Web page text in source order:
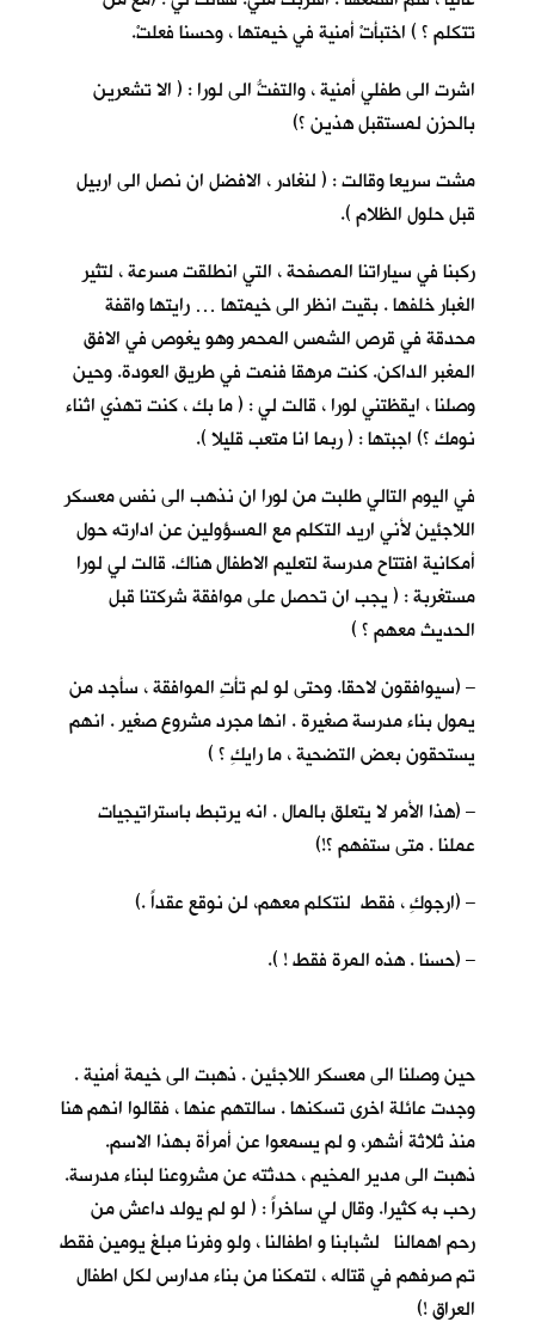
تتكلم ؟ ) اختبأتْ أمنية في خيمتها ، وحسنا فعلتْ.
اشرت الى طفلي أمنية ، والتفتُّ الى لورا : ( الا تشعرين
بالحزن لمستقبل هذين ؟)
مشت سريعا وقالت : ( لنغادر ، الافضل ان نصل الى اربيل
قبل حلول الظلام ).
ركبنا في سياراتنا المصفحة ، التي انطلقت مسرعة ، لتثير
الغبار خلفها . بقيت انظر الى خيمتها … رايتها واقفة
محدقة في قرص الشمس المحمر وهو يغوص في الافق
المغبر الداكن. كنت مرهقا فنمت في طريق العودة. وحين
وصلنا ، ايقظتني لورا ، قالت لي : ( ما بك ، كنت تهذي اثناء
نومك ؟) اجبتها : ( ربما انا متعب قليلا ).
في اليوم التالي طلبت من لورا ان نذهب الى نفس معسكر
اللاجئين لأني اريد التكلم مع المسؤولين عن ادارته حول
أمكانية افتتاح مدرسة لتعليم الاطفال هناك. قالت لي لورا
مستغربة : ( يجب ان تحصل على موافقة شركتنا قبل
الحديث معهم ؟ )
– (سيوافقون لاحقا. وحتى لو لم تأتِ الموافقة ، سأجد من
يمول بناء مدرسة صغيرة . انها مجرد مشروع صغير . انهم
يستحقون بعض التضحية ، ما رايكِ ؟ )
– (هذا الأمر لا يتعلق بالمال . انه يرتبط باستراتيجيات
عملنا . متى ستفهم ؟!)
– (ارجوكِ ، فقط لنتكلم معهم، لن نوقع عقداً .)
– (حسنا . هذه المرة فقط ! ).
حين وصلنا الى معسكر اللاجئين . ذهبت الى خيمة أمنية .
وجدت عائلة اخرى تسكنها . سالتهم عنها ، فقالوا انهم هنا
منذ ثلاثة أشهر، و لم يسمعوا عن أمرأة بهذا الاسم.
ذهبت الى مدير المخيم ، حدثته عن مشروعنا لبناء مدرسة.
رحب به كثيرا. وقال لي ساخراً : ( لو لم يولد داعش من
رحم اهمالنا لشبابنا و اطفالنا ، ولو وفرنا مبلغ يومين فقط
تم صرفهم في قتاله ، لتمكنا من بناء مدارس لكل اطفال
العراق !)